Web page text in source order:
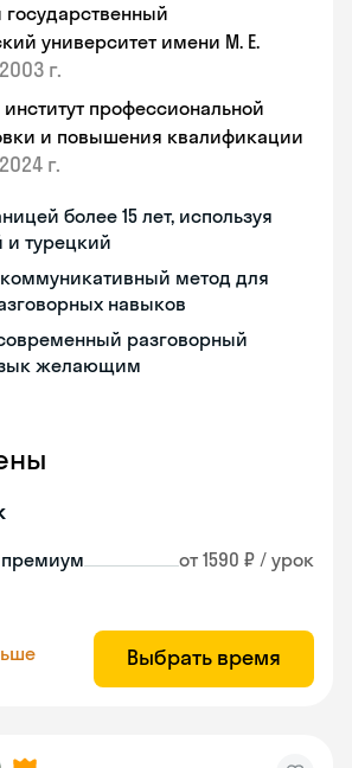
университет имени М. Е.
2003 г.
профессиональной
и повышения квалификации
2024 г.
более 15 лет, используя
и турецкий
коммуникативный метод для
навыков
разговорный
желающим
от 1590 ₽ / урок
Выбрать время